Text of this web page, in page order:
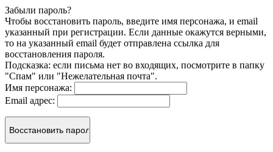
Забыли пароль?
Чтобы восстановить пароль, введите имя персонажа, и email
указанный при регистрации. Если данные окажутся верными,
то на указанный email будет отправлена ссылка для
восстановления пароля.
Подсказка: если письма нет во входящих, посмотрите в папку
"Спам" или "Нежелательная почта".
Имя персонажа:
Email адрес: